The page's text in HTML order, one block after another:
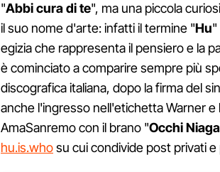
"Abbi cura di te", ma una piccola
il suo nome d'arte: infatti il termine "Hu"
egizia che rappresenta il pensiero e la
è cominciato a comparire sempre più
discografica italiana, dopo la firma del
anche l'ingresso nell'etichetta Warner e
AmaSanremo con il brano "Occhi
hu.is.whosu cui condivide post privati